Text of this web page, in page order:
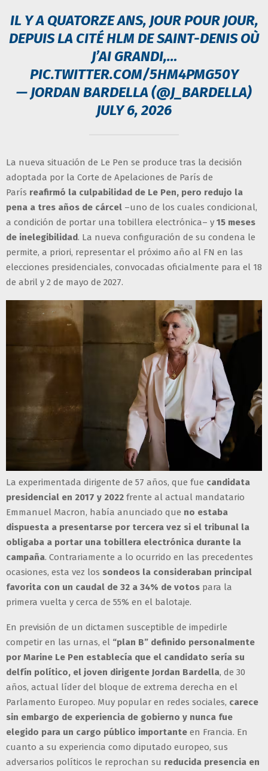
IL Y A QUATORZE ANS, JOUR POUR JOUR,
DEPUIS LA CITÉ HLM DE SAINT-DENIS OÙ
J’AI GRANDI,…
PIC.TWITTER.COM/5HM4PMG50Y
— JORDAN BARDELLA (@J_BARDELLA)
JULY 6, 2026
La nueva situación de Le Pen se produce tras la decisión
adoptada por la Corte de Apelaciones de París de
París reafirmó la culpabilidad de Le Pen, pero redujo la
pena a tres años de cárcel –uno de los cuales condicional,
a condición de portar una tobillera electrónica– y 15 meses
de inelegibilidad. La nueva configuración de su condena le
permite, a priori, representar el próximo año al FN en las
elecciones presidenciales, convocadas oficialmente para el 18
de abril y 2 de mayo de 2027.
La experimentada dirigente de 57 años, que fue candidata
presidencial en 2017 y 2022 frente al actual mandatario
Emmanuel Macron, había anunciado que no estaba
dispuesta a presentarse por tercera vez si el tribunal la
obligaba a portar una tobillera electrónica durante la
campaña. Contrariamente a lo ocurrido en las precedentes
ocasiones, esta vez los sondeos la consideraban principal
favorita con un caudal de 32 a 34% de votos para la
primera vuelta y cerca de 55% en el balotaje.
En previsión de un dictamen susceptible de impedirle
competir en las urnas, el “plan B” definido personalmente
por Marine Le Pen establecía que el candidato sería su
delfín político, el joven dirigente Jordan Bardella, de 30
años, actual líder del bloque de extrema derecha en el
Parlamento Europeo. Muy popular en redes sociales, carece
sin embargo de experiencia de gobierno y nunca fue
elegido para un cargo público importante en Francia. En
cuanto a su experiencia como diputado europeo, sus
adversarios políticos le reprochan su reducida presencia en